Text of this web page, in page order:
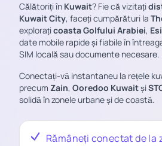
Călătoriți în Kuwait? Fie că vizitați
Kuwait City, faceți cumpărături la
explorațicoasta Golfului Arabiei,
date mobile rapide și fiabile în
SIM locală sau documente necesare.
Conectați-vă instantaneu la rețele
precum Zain, Ooredoo Kuwaitși
solidă în zonele urbane și de coastă.
Rămâneți conectat de la